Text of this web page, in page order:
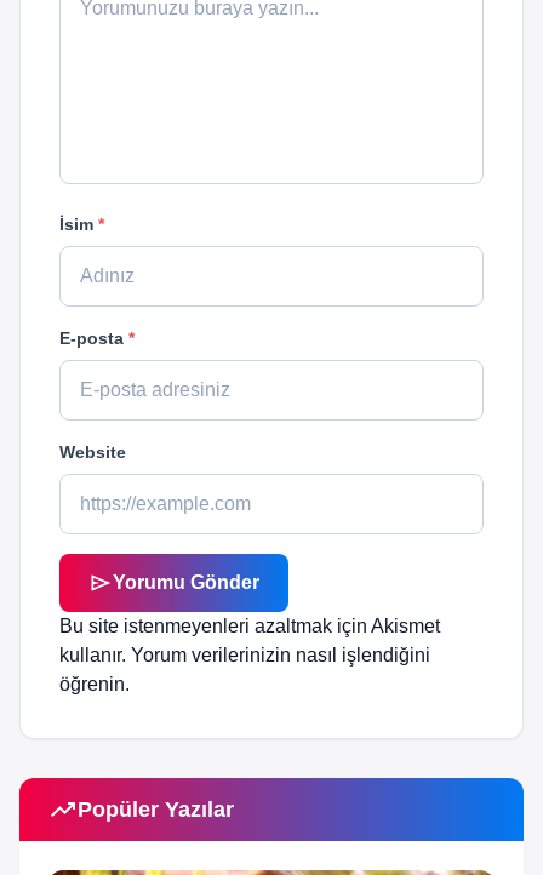
İsim *
E-posta *
Website
sendYorumu Gönder
Bu site istenmeyenleri azaltmak için Akismet
kullanır. Yorum verilerinizin nasıl işlendiğini
öğrenin.
trending_upPopüler Yazılar